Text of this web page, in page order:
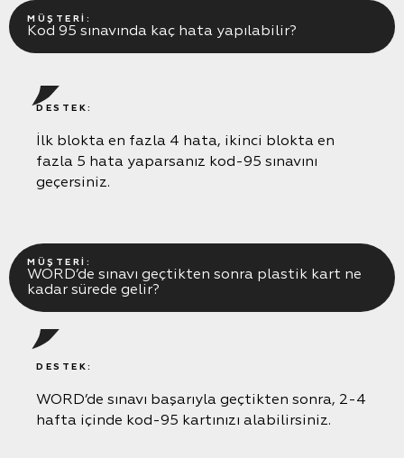
MÜŞTERI:
Kod 95 sınavında kaç hata yapılabilir?
DESTEK:
İlk blokta en fazla 4 hata, ikinci blokta en
fazla 5 hata yaparsanız kod-95 sınavını
geçersiniz.
MÜŞTERI:
WORD’de sınavı geçtikten sonra plastik kart ne
kadar sürede gelir?
DESTEK:
WORD’de sınavı başarıyla geçtikten sonra, 2-4
hafta içinde kod-95 kartınızı alabilirsiniz.